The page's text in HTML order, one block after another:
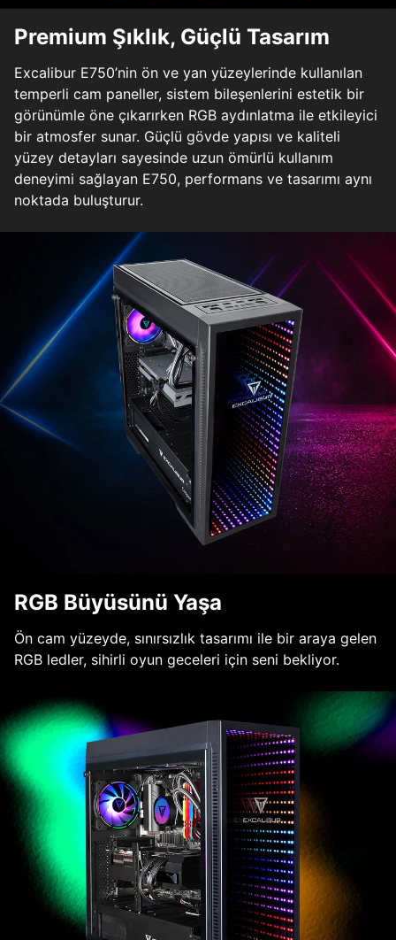
Premium Şıklık, Güçlü Tasarım
Excalibur E750’nin ön ve yan yüzeylerinde kullanılan
temperli cam paneller, sistem bileşenlerini estetik bir
görünümle öne çıkarırken RGB aydınlatma ile etkileyici
bir atmosfer sunar. Güçlü gövde yapısı ve kaliteli
yüzey detayları sayesinde uzun ömürlü kullanım
deneyimi sağlayan E750, performans ve tasarımı aynı
noktada buluşturur.
RGB Büyüsünü Yaşa
Ön cam yüzeyde, sınırsızlık tasarımı ile bir araya gelen
RGB ledler, sihirli oyun geceleri için seni bekliyor.